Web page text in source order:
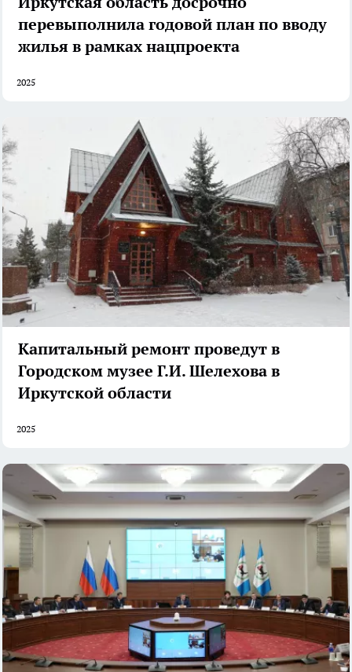
перевыполнила годовой план по вводу
жилья в рамках нацпроекта
2025
Капитальный ремонт проведут в
Городском музее Г.И. Шелехова в
Иркутской области
2025